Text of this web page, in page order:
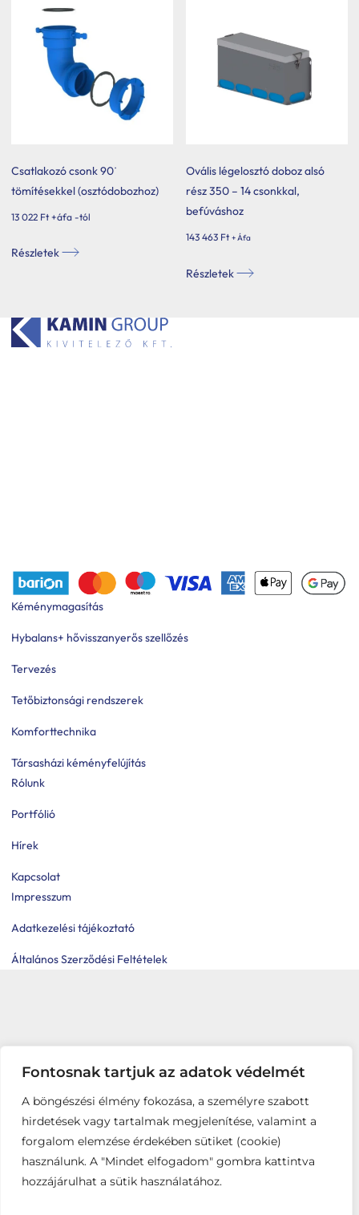
Fontosnak tartjuk az adatok védelmét
A böngészési élmény fokozása, a személyre szabott
hirdetések vagy tartalmak megjelenítése, valamint a
forgalom elemzése érdekében sütiket (cookie)
használunk. A "Mindet elfogadom" gombra kattintva
hozzájárulhat a sütik használatához.
a
termékoldalon
választhatók
Csatlakozó csonk 90˙
tömítésekkel (osztódobozhoz)
13 022 Ft +áfa -tól
Részletek
variációja
van.
Ovális légelosztó doboz alsó
rész 350 – 14 csonkkal,
befúváshoz
143 463 Ft + Áfa
Részletek
Kéménymagasítás
Hybalans+ hővisszanyerős szellőzés
Tervezés
Tetőbiztonsági rendszerek
Komforttechnika
Társasházi kéményfelújítás
Rólunk
Portfólió
Hírek
Kapcsolat
Impresszum
Adatkezelési tájékoztató
Általános Szerződési Feltételek